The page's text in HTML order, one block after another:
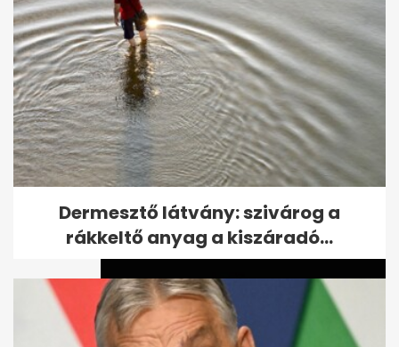
Kiszivárgott felvétel: Kubatov
elmondta mire ment el a
Fradiváros...
Dermesztő látvány: szivárog a
rákkeltő anyag a kiszáradó...